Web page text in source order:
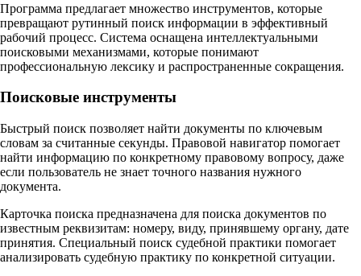
Программа предлагает множество инструментов, которые
превращают рутинный поиск информации в эффективный
рабочий процесс. Система оснащена интеллектуальными
поисковыми механизмами, которые понимают
профессиональную лексику и распространенные сокращения.​
Поисковые инструменты
Быстрый поиск позволяет найти документы по ключевым
словам за считанные секунды. Правовой навигатор помогает
найти информацию по конкретному правовому вопросу, даже
если пользователь не знает точного названия нужного
документа.​
Карточка поиска предназначена для поиска документов по
известным реквизитам: номеру, виду, принявшему органу, дате
принятия. Специальный поиск судебной практики помогает
анализировать судебную практику по конкретной ситуации.​